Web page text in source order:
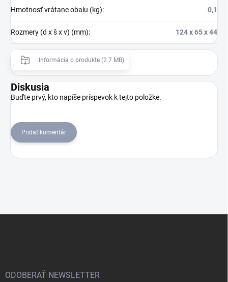
Hmotnosť vrátane obalu (kg): 0,1
Rozmery (d x š x v) (mm): 124 x 65 x 44
Informácia o produkte (2.7 MB)
Diskusia
Buďte prvý, kto napíše príspevok k tejto položke.
Pridať komentár
ODOBERAŤ NEWSLETTER